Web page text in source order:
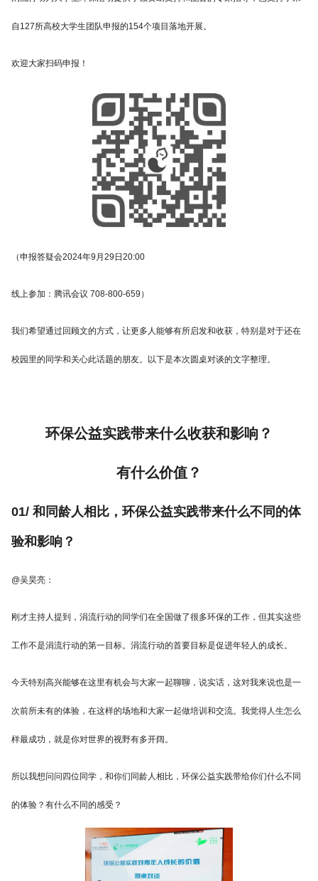
自127所高校大学生团队申报的154个项目落地开展。
欢迎大家扫码申报！
（申报答疑会2024年9月29日20:00
线上参加：腾讯会议 708-800-659）
我们希望通过回顾文的方式，让更多人能够有所启发和收获，特别是对于还在
校园里的同学和关心此话题的朋友。以下是本次圆桌对谈的文字整理。
环保公益实践带来什么收获和影响？
有什么价值？
01/ 和同龄人相比，环保公益实践带来什么不同的体
验和影响？
@吴昊亮：
刚才主持人提到，涓流行动的同学们在全国做了很多环保的工作，但其实这些
工作不是涓流行动的第一目标。涓流行动的首要目标是促进年轻人的成长。
今天特别高兴能够在这里有机会与大家一起聊聊，说实话，这对我来说也是一
次前所未有的体验，在这样的场地和大家一起做培训和交流。我觉得人生怎么
样最成功，就是你对世界的视野有多开阔。
所以我想问问四位同学，和你们同龄人相比，环保公益实践带给你们什么不同
的体验？有什么不同的感受？